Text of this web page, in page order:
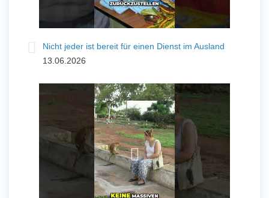
Nicht jeder ist bereit für einen Dienst im Ausland
13.06.2026